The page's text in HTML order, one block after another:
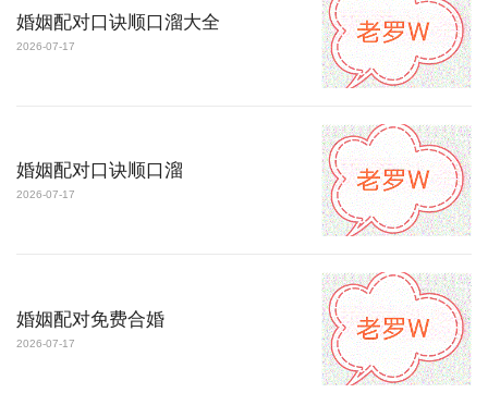
婚姻配对口诀顺口溜大全
2026-07-17
婚姻配对口诀顺口溜
2026-07-17
婚姻配对免费合婚
2026-07-17